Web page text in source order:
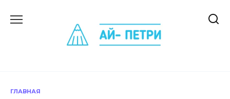
ГЛАВНАЯ